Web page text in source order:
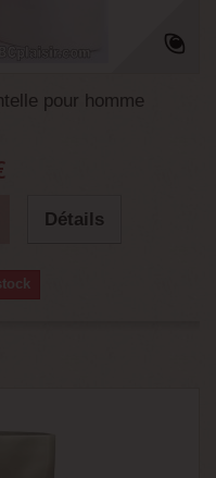
pour homme
Détails